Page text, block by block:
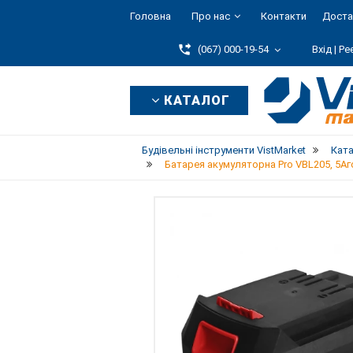
Головна Про нас Контакти
(067) 000-19-54 Вхід |
КАТАЛОГ
Будівельні інструменти VistMarket
Батарея акумуляторна Pro VBL205,